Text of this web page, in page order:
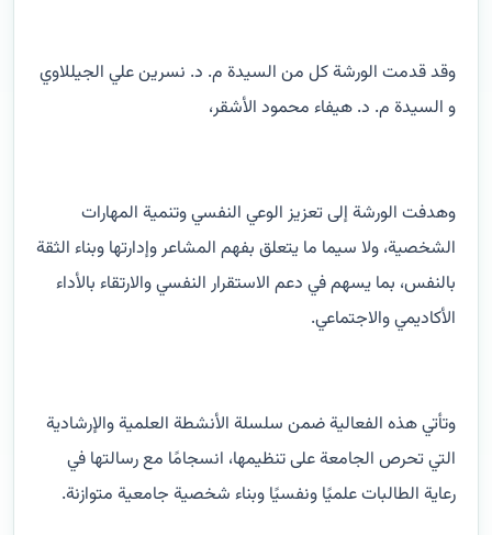
وقد قدمت الورشة كل من السيدة م. د. نسرين علي الجيللاوي
و السيدة م. د. هيفاء محمود الأشقر،
وهدفت الورشة إلى تعزيز الوعي النفسي وتنمية المهارات
الشخصية، ولا سيما ما يتعلق بفهم المشاعر وإدارتها وبناء الثقة
بالنفس، بما يسهم في دعم الاستقرار النفسي والارتقاء بالأداء
الأكاديمي والاجتماعي.
وتأتي هذه الفعالية ضمن سلسلة الأنشطة العلمية والإرشادية
التي تحرص الجامعة على تنظيمها، انسجامًا مع رسالتها في
رعاية الطالبات علميًا ونفسيًا وبناء شخصية جامعية متوازنة.